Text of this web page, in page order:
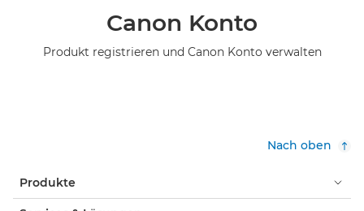
Canon Konto
Produkt registrieren und Canon Konto verwalten
Nach oben
Produkte